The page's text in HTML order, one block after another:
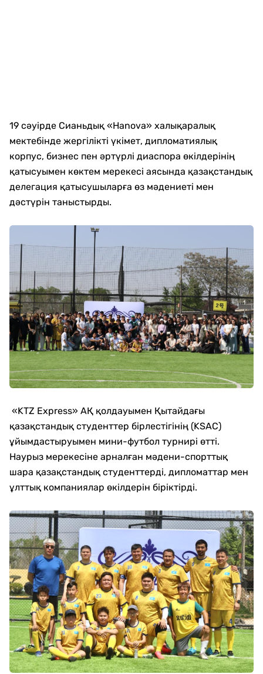
19 сәуірде Сианьдық «Hanova» халықаралық
мектебінде жергілікті үкімет, дипломатиялық
корпус, бизнес пен әртүрлі диаспора өкілдерінің
қатысуымен көктем мерекесі аясында қазақстандық
делегация қатысушыларға өз мәдениеті мен
дәстүрін таныстырды.
«KTZ Express» АҚ қолдауымен Қытайдағы
қазақстандық студенттер бірлестігінің (KSAC)
ұйымдастыруымен мини-футбол турнирі өтті.
Наурыз мерекесіне арналған мәдени-спорттық
шара қазақстандық студенттерді, дипломаттар мен
ұлттық компаниялар өкілдерін біріктірді.